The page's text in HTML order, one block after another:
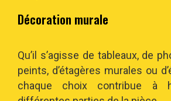
Décoration murale
Qu’il s’agisse de tableaux, de
peints, d’étagères murales ou
chaque choix contribue à